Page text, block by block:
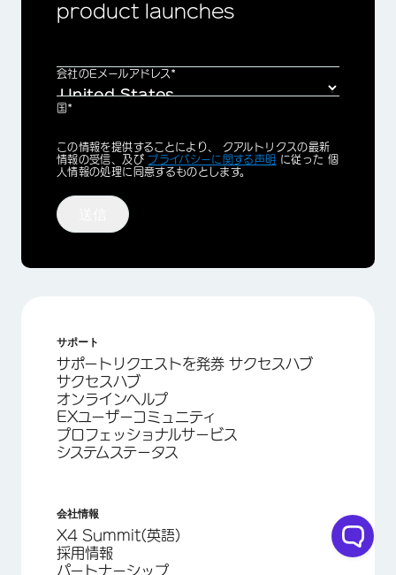
product launches
会社のEメールアドレス*
国*
Privacy
Optin
この情報を提供することにより、 クアルトリクスの最新
情報の受信、及び プライバシーに関する声明 に従った 個
人情報の処理に同意するものとします。
サポート
サポートリクエストを発券 サクセスハブ
サクセスハブ
オンラインヘルプ
EXユーザーコミュニティ
プロフェッショナルサービス
システムステータス
会社情報
X4 Summit(英語)
採用情報
パートナーシップ